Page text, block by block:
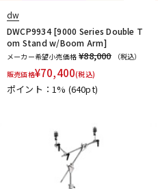
dw
DWCP9934 [9000 Series Double T
om Stand w/Boom Arm]
メーカー希望小売価格 ¥88,000
（税込）
販売価格¥70,400(税込)
ポイント：1% (640pt)